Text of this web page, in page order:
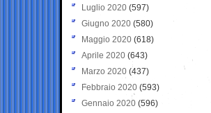
Luglio 2020 (597)
Giugno 2020 (580)
Maggio 2020 (618)
Aprile 2020 (643)
Marzo 2020 (437)
Febbraio 2020 (593)
Gennaio 2020 (596)